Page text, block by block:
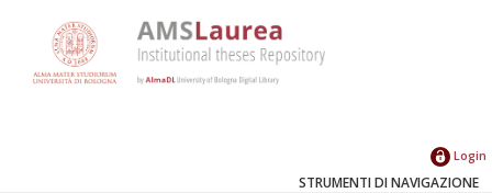
Login
STRUMENTI DI NAVIGAZIONE